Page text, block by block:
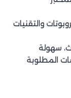
(بالروبوتات والتقنيات
سهولة
المطلوبة